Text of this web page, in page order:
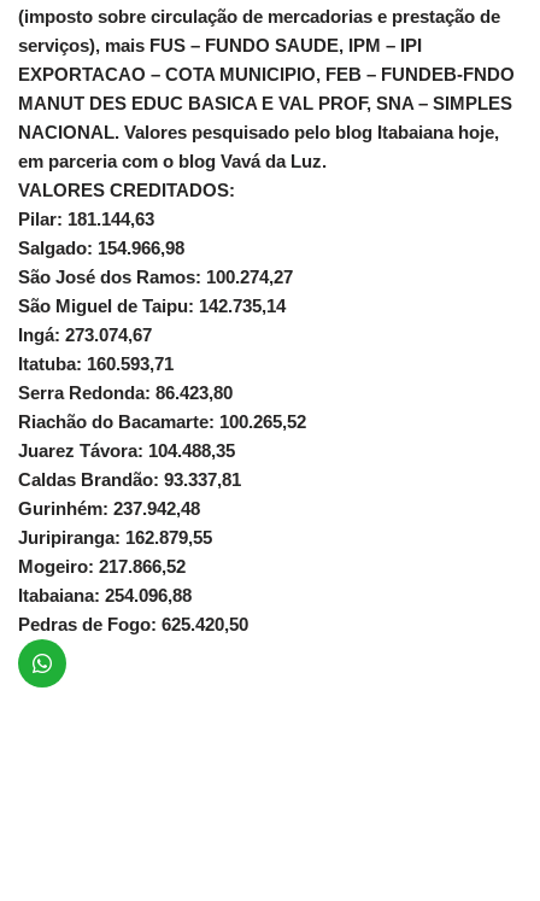
(imposto sobre circulação de mercadorias e prestação de
serviços), mais FUS – FUNDO SAUDE, IPM – IPI
EXPORTACAO – COTA MUNICIPIO, FEB – FUNDEB-FNDO
MANUT DES EDUC BASICA E VAL PROF, SNA – SIMPLES
NACIONAL. Valores pesquisado pelo blog Itabaiana hoje,
em parceria com o blog Vavá da Luz.
VALORES CREDITADOS:
Pilar: 181.144,63
Salgado: 154.966,98
São José dos Ramos: 100.274,27
São Miguel de Taipu: 142.735,14
Ingá: 273.074,67
Itatuba: 160.593,71
Serra Redonda: 86.423,80
Riachão do Bacamarte: 100.265,52
Juarez Távora: 104.488,35
Caldas Brandão: 93.337,81
Gurinhém: 237.942,48
Juripiranga: 162.879,55
Mogeiro: 217.866,52
Itabaiana: 254.096,88
Pedras de Fogo: 625.420,50